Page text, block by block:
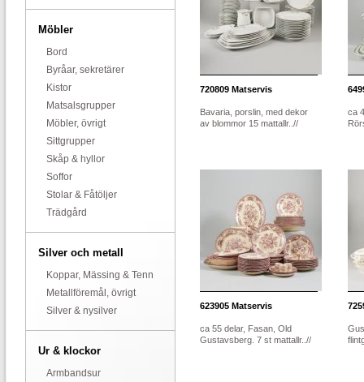
Möbler
Bord
Byråar, sekretärer
Kistor
Matsalsgrupper
Möbler, övrigt
Sittgrupper
Skåp & hyllor
Soffor
Stolar & Fåtöljer
Trädgård
Silver och metall
Koppar, Mässing & Tenn
Metallföremål, övrigt
Silver & nysilver
Ur & klockor
Armbandsur
720809 Matservis
Bavaria, porslin, med dekor
av blommor 15 mattallr..//
ca
623905 Matservis
ca 55 delar, Fasan, Old
Gustavsberg. 7 st mattallr..//